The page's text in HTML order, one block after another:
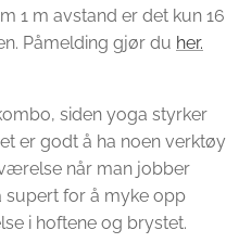
1 m avstand er det kun 16
Påmelding gjør du her.
siden yoga styrker
er godt å ha noen verktøy
når man jobber
supert for å myke opp
i hoftene og brystet.